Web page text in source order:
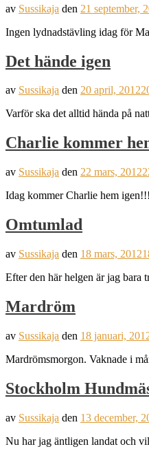
av Sussikaja den 21 september,
Ingen lydnadstävling idag för
Det hände igen
av Sussikaja den 20 april, 2012
Varför ska det alltid hända på
Charlie kommer
av Sussikaja den 22 mars, 2012
Idag kommer Charlie hem
Omtumlad
av Sussikaja den 18 mars, 2012
Efter den här helgen är jag bara
Mardröm
av Sussikaja den 18 januari,
Mardrömsmorgon. Vaknade i
Stockholm
av Sussikaja den 13 december,
Nu har jag äntligen landat och